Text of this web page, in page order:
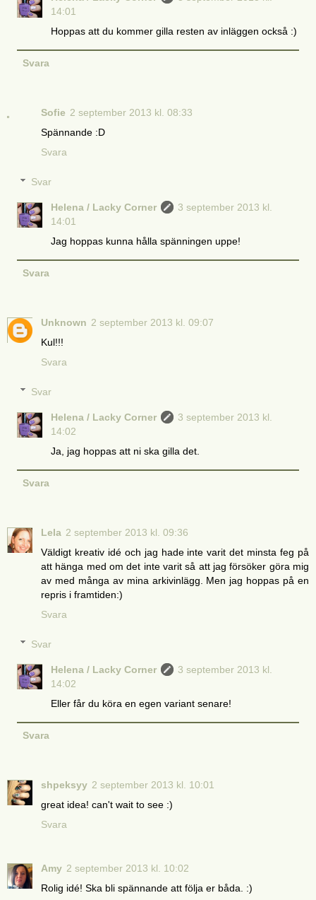
14:01
Hoppas att du kommer gilla resten av inläggen också :)
Svara
Sofie 2 september 2013 kl. 08:33
Spännande :D
Svara
Svar
Helena / Lacky Corner
3 september 2013 kl.
14:01
Jag hoppas kunna hålla spänningen uppe!
Svara
Unknown 2 september 2013 kl. 09:07
Kul!!!
Svara
Svar
Helena / Lacky Corner
3 september 2013 kl.
14:02
Ja, jag hoppas att ni ska gilla det.
Svara
Lela 2 september 2013 kl. 09:36
Väldigt kreativ idé och jag hade inte varit det minsta feg på
att hänga med om det inte varit så att jag försöker göra mig
av med många av mina arkivinlägg. Men jag hoppas på en
repris i framtiden:)
Svara
Svar
Helena / Lacky Corner
3 september 2013 kl.
14:02
Eller får du köra en egen variant senare!
Svara
shpeksyy 2 september 2013 kl. 10:01
great idea! can't wait to see :)
Svara
Amy 2 september 2013 kl. 10:02
Rolig idé! Ska bli spännande att följa er båda. :)